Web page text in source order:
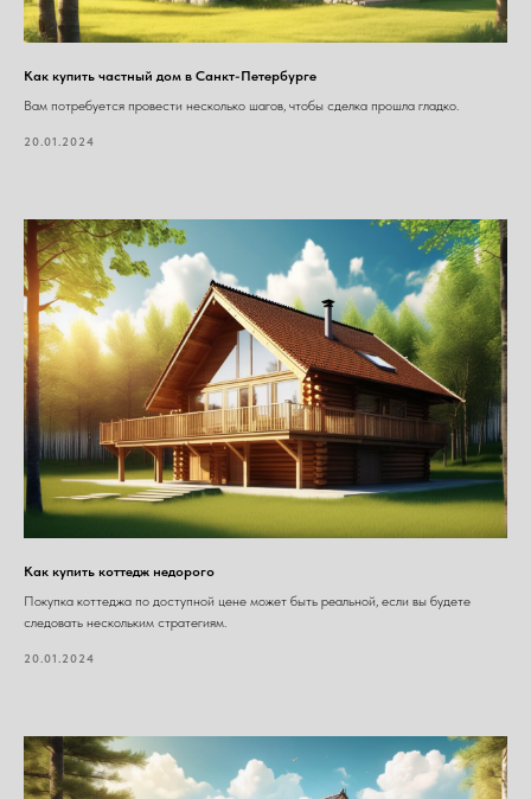
Как купить частный дом в Санкт-Петербурге
Вам потребуется провести несколько шагов, чтобы сделка прошла гладко.
20.01.2024
Как купить коттедж недорого
Покупка коттеджа по доступной цене может быть реальной, если вы будете
следовать нескольким стратегиям.
20.01.2024